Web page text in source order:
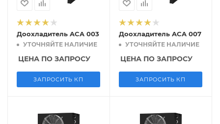
Доохладитель ACA 003
УТОЧНЯЙТЕ НАЛИЧИЕ
ЦЕНА ПО ЗАПРОСУ
ЗАПРОСИТЬ КП
Доохладитель ACA 007
УТОЧНЯЙТЕ НАЛИЧИЕ
ЦЕНА ПО ЗАПРОСУ
ЗАПРОСИТЬ КП